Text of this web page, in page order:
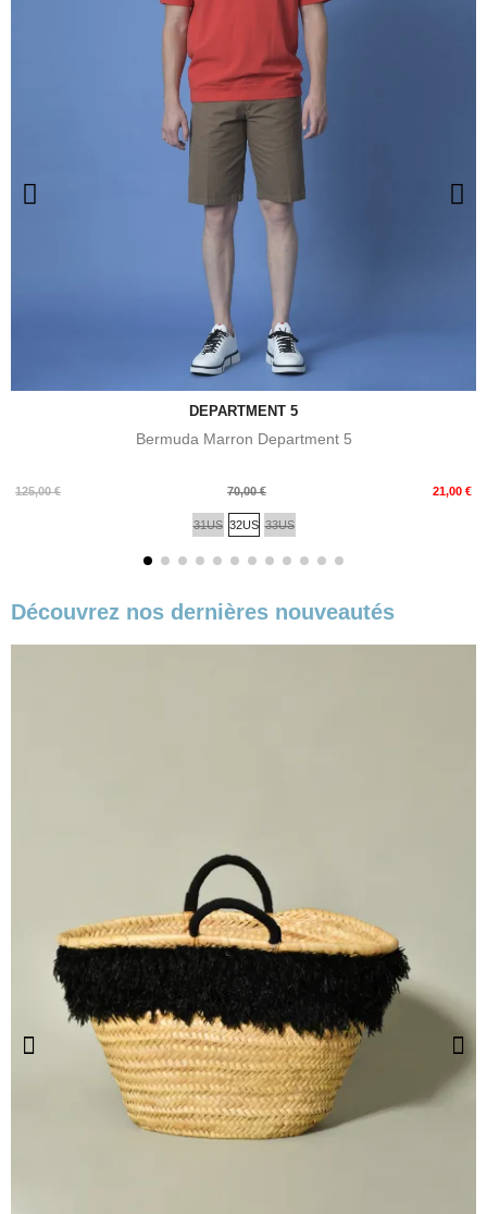
DEPARTMENT 5
Bermuda Marron Department 5
125,00 €
Prix
70,00 € 21,00 €
Prix
31US 32US 33US
Découvrez nos dernières nouveautés